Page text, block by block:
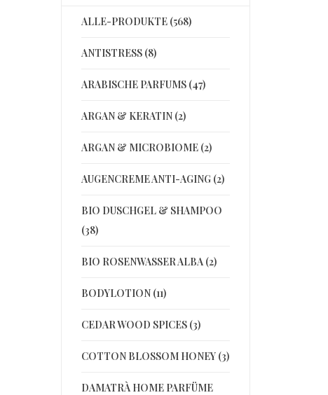
ALLE-PRODUKTE (568)
ANTISTRESS (8)
ARABISCHE PARFUMS (47)
ARGAN & KERATIN (2)
ARGAN & MICROBIOME (2)
AUGENCREME ANTI-AGING (2)
BIO DUSCHGEL & SHAMPOO
(38)
BIO ROSENWASSER ALBA (2)
BODYLOTION (11)
CEDAR WOOD SPICES (3)
COTTON BLOSSOM HONEY (3)
DAMATRÀ HOME PARFÜME